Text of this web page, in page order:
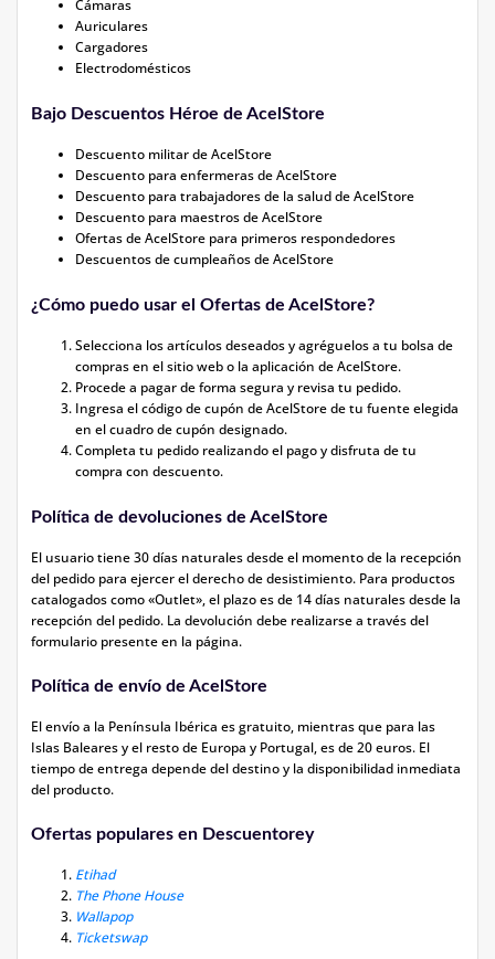
Cámaras
Auriculares
Cargadores
Electrodomésticos
Bajo Descuentos Héroe de AcelStore
Descuento militar de AcelStore
Descuento para enfermeras de AcelStore
Descuento para trabajadores de la salud de AcelStore
Descuento para maestros de AcelStore
Ofertas de AcelStore para primeros respondedores
Descuentos de cumpleaños de AcelStore
¿Cómo puedo usar el Ofertas de AcelStore?
Selecciona los artículos deseados y agréguelos a tu bolsa de
compras en el sitio web o la aplicación de AcelStore.
Procede a pagar de forma segura y revisa tu pedido.
Ingresa el código de cupón de AcelStore de tu fuente elegida
en el cuadro de cupón designado.
Completa tu pedido realizando el pago y disfruta de tu
compra con descuento.
Política de devoluciones de AcelStore
El usuario tiene 30 días naturales desde el momento de la recepción
del pedido para ejercer el derecho de desistimiento. Para productos
catalogados como «Outlet», el plazo es de 14 días naturales desde la
recepción del pedido. La devolución debe realizarse a través del
formulario presente en la página.
Política de envío de AcelStore
El envío a la Península Ibérica es gratuito, mientras que para las
Islas Baleares y el resto de Europa y Portugal, es de 20 euros. El
tiempo de entrega depende del destino y la disponibilidad inmediata
del producto.
Ofertas populares en Descuentorey
Etihad
The Phone House
Wallapop
Ticketswap